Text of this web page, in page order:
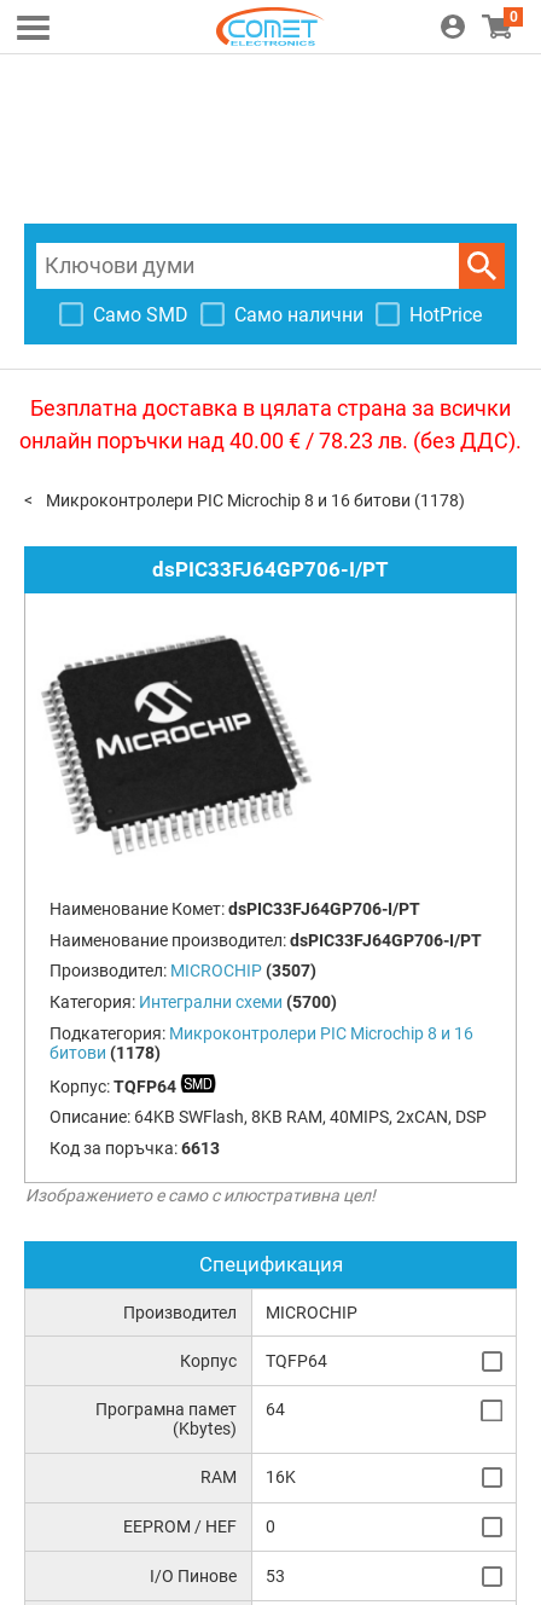
0
Само SMD Само налични HotPrice
Безплатна доставка в цялата страна за всички
онлайн поръчки над 40.00 € / 78.23 лв. (без ДДС).
Микроконтролери PIC Microchip 8 и 16 битови (1178)
dsPIC33FJ64GP706-I/PT
Наименование Комет:dsPIC33FJ64GP706-I/PT
Наименование производител:dsPIC33FJ64GP706-I/PT
Производител: MICROCHIP (3507)
Категория: Интегрални схеми (5700)
Подкатегория: Микроконтролери PIC Microchip 8 и 16
битови (1178)
Корпус:TQFP64
Описание: 64KB SWFlash, 8KB RAM, 40MIPS, 2xCAN, DSP
Код за поръчка:6613
Изображението е само с илюстративна цел!
Спецификация
Производител MICROCHIP
Корпус TQFP64
Програмна памет
(Kbytes)
64
RAM 16K
EEPROM / HEF 0
I/O Пинове 53